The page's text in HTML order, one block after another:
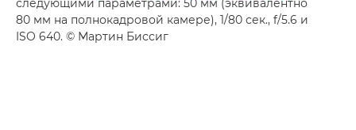
следующими параметрами: 50 мм (эквивалентно
80 мм на полнокадровой камере), 1/80 сек., f/5.6 и
ISO 640. © Мартин Биссиг